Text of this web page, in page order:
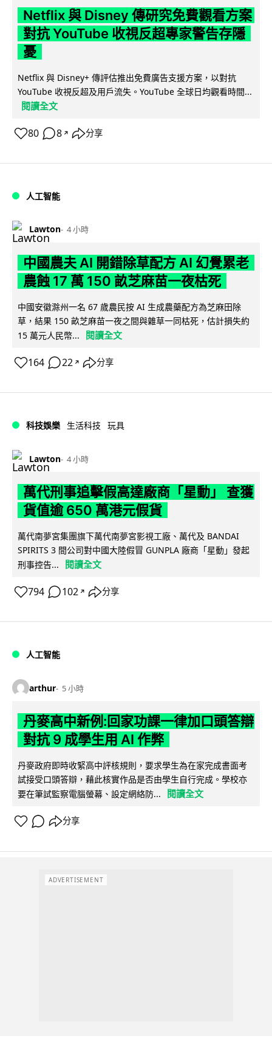
Netflix 與 Disney 傳研究免費觀看方案
對抗 YouTube 收視反超專家警告存隱
憂
Netflix 與 Disney+ 傳評估推出免費廣告支援方案，以對抗
YouTube 收視反超及用戶流失。YouTube 全球日均觀看時間...
閱讀全文
80 8 ↗ 分享
人工智能
Lawton 4 小時
中國農夫 AI 開錯除草配方 AI 幻覺累老
農蝕 17 萬 150 畝芝麻苗一夜枯死
中國安徽滁州一名 67 歲農民按 AI 生成農藥配方為芝麻田除
草，結果 150 畝芝麻苗一夜之間與雜草一同枯死，估計損失約
15 萬元人民幣...
閱讀全文
164 22 ↗ 分享
科技娛樂 生活科技 玩具
Lawton 4 小時
萬代刑事追擊假高達廠商「星動」 查獲
貨值逾 650 萬港元假貨
萬代南夢宮集團旗下萬代南夢宮影視工廠、萬代及 BANDAI
SPIRITS 3 間公司對中國大陸假冒 GUNPLA 廠商「星動」發起
刑事控告...
閱讀全文
794 102 ↗ 分享
人工智能
arthur 5 小時
丹麥高中新例:回家功課一律加口頭答辯
對抗 9 成學生用 AI 作弊
丹麥政府即時收緊高中評核規則，要求學生為在家完成書面考
試接受口頭答辯，藉此核實作品是否由學生自行完成。學校亦
要在筆試監察電腦螢幕、設定網絡防...
閱讀全文
分享
ADVERTISEMENT